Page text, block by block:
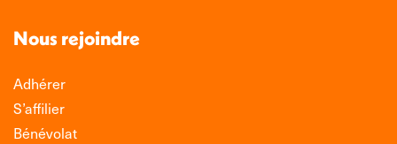
Nous rejoindre
Adhérer
S’affilier
Bénévolat